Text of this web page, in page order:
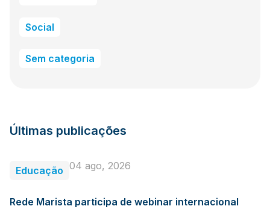
Social
Sem categoria
Últimas publicações
Educação 04 ago, 2026
Rede Marista participa de webinar internacional